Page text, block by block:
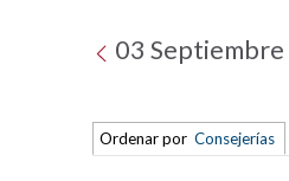
03
Ordenar por Consejerías